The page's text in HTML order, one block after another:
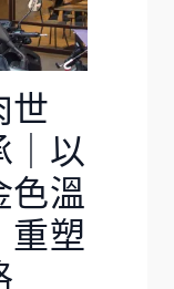
世
｜以
色溫
重塑